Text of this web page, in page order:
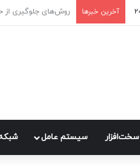
آخرین خبرها اپلیکیشن پیام‌رسان
سخت‌افزار سيستم عامل